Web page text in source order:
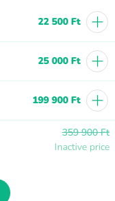
22 500 Ft +
25 000 Ft +
199 900 Ft +
359 900 Ft
Inactive price